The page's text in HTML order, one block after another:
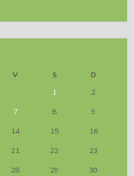
V S
D
1
2
7 8
9
14 15
16
21 22
23
28 29
30